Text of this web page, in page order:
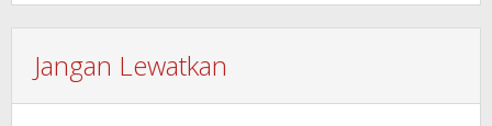
Jangan Lewatkan